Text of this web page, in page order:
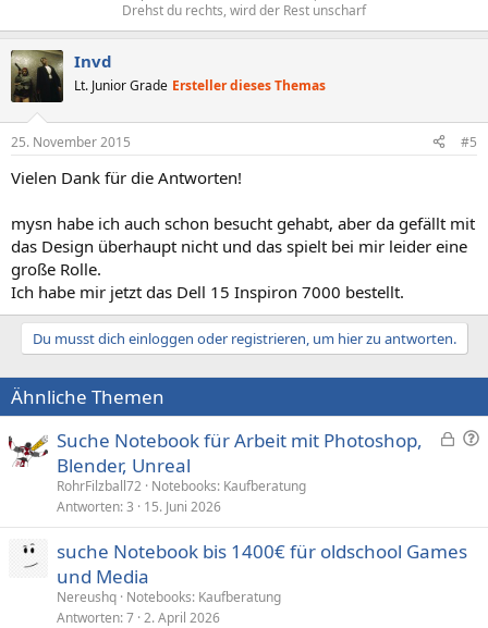
Drehst du rechts, wird der Rest unscharf​
Invd
Lt. Junior Grade Ersteller dieses Themas
25. November 2015 #5
Vielen Dank für die Antworten!
mysn habe ich auch schon besucht gehabt, aber da gefällt mit
das Design überhaupt nicht und das spielt bei mir leider eine
große Rolle.
Ich habe mir jetzt das Dell 15 Inspiron 7000 bestellt.
Du musst dich einloggen oder registrieren, um hier zu antworten.
Ähnliche Themen
G
e
r
F
e
Suche Notebook für Arbeit mit Photoshop,
Blender, Unreal
RohrFilzball72 Notebooks: Kaufberatung
Antworten 3 15. Juni 2026
suche Notebook bis 1400€ für oldschool Games
und Media
Nereushq Notebooks: Kaufberatung
Antworten 7 2. April 2026